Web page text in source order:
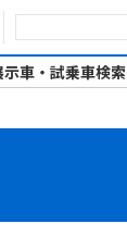
示車・試乗車検索